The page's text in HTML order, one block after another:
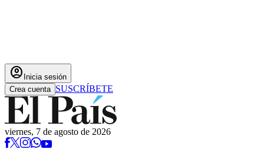
account_circle Inicia sesión
Crea cuenta SUSCRÍBETE
viernes, 7 de agosto de 2026